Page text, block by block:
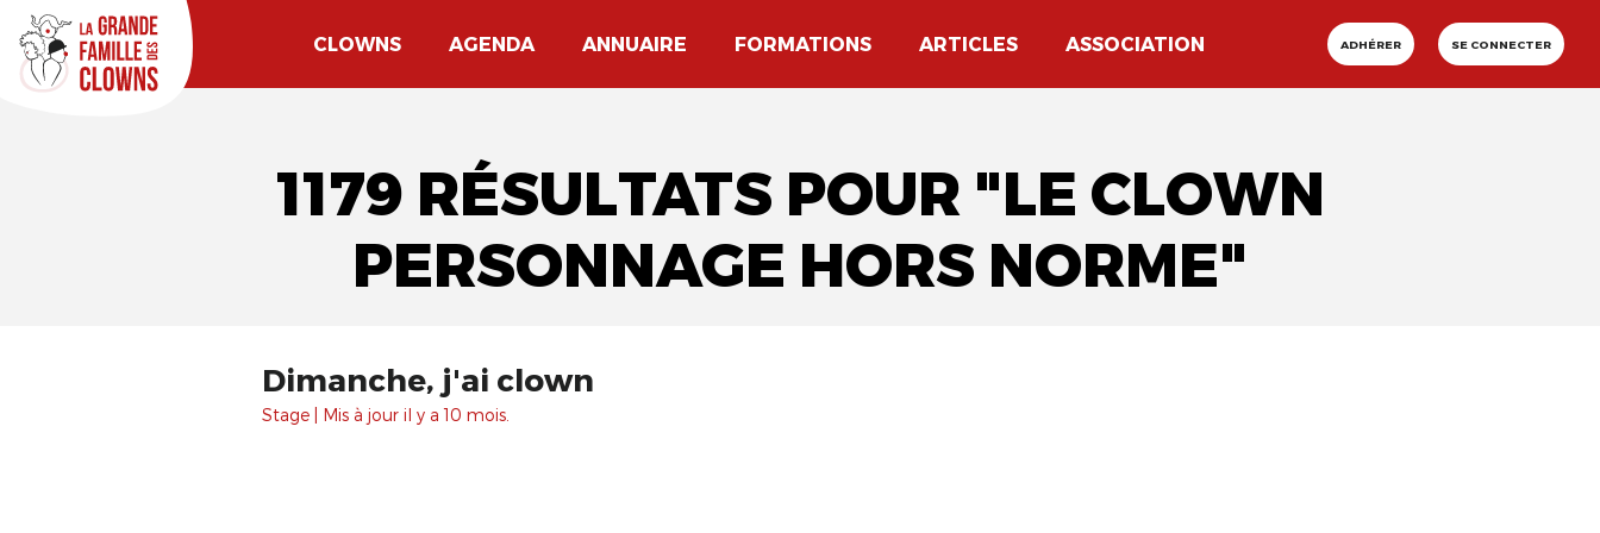
CLOWNS AGENDA ANNUAIRE FORMATIONS ARTICLES ASSOCIATION ADHÉRER SE CONNECTER
1179 RÉSULTATS POUR "LE CLOWN
PERSONNAGE HORS NORME"
Dimanche, j'ai clown
Stage | Mis à jour il y a 10 mois.